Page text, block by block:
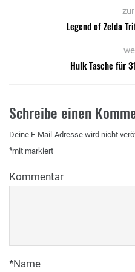
Legend of Zelda
Hulk Tasche für
Schreibe einen
Deine E-Mail-Adresse wird nicht
mit
* markiert
Kommentar
Name
*